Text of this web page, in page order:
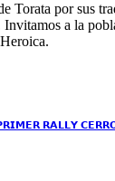
Torata por sus
a la
𝗥𝗔𝗟𝗟𝗬